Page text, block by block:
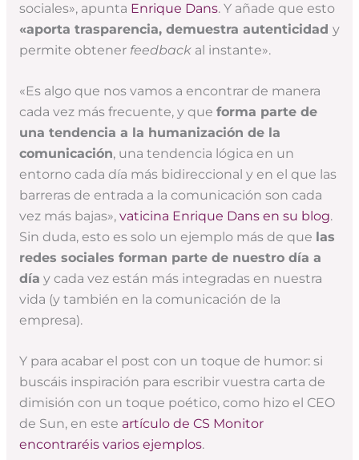
sociales», apunta Enrique Dans. Y añade que esto
«aporta trasparencia, demuestra autenticidad y
permite obtener feedbackal instante».
«Es algo que nos vamos a encontrar de manera
cada vez más frecuente, y que forma parte de
una tendencia a la humanización de la
comunicación, una tendencia lógica en un
entorno cada día más bidireccional y en el que las
barreras de entrada a la comunicación son cada
vez más bajas», vaticina Enrique Dans en su blog.
Sin duda, esto es solo un ejemplo más de que las
redes sociales forman parte de nuestro día a
día y cada vez están más integradas en nuestra
vida (y también en la comunicación de la
empresa).
Y para acabar el post con un toque de humor: si
buscáis inspiración para escribir vuestra carta de
dimisión con un toque poético, como hizo el CEO
de Sun, en este artículo de CS Monitor
encontraréis varios ejemplos.